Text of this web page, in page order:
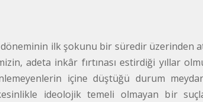
ilk şokunu bir süredir üzerinden
adeta inkâr fırtınası estirdiği yıllar
içine düştüğü durum
ideolojik temeli olmayan bir